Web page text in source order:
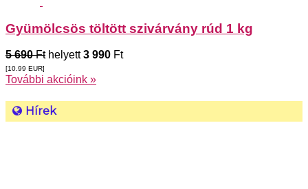
Gyümölcsös töltött szivárvány rúd 1 kg
5 690 Fthelyett3 990 Ft
[10.99 EUR]
További akcióink »
Hírek